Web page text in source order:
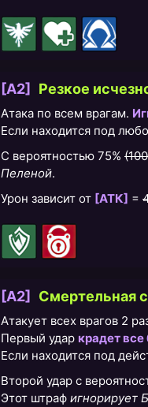
[A2] Резкое
Атака по всем врагам.
Если находится под
С вероятностью 75%
Пеленой.
Урон зависит от [АТК] =
[A2] Смертельная
Атакует всех врагов 2
Первый удар крадет
Если находится под
Второй удар с
Этот штраф игнорирует